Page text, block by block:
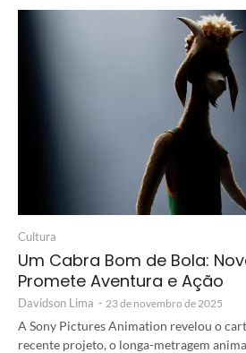
Cultura
Um Cabra Bom de Bola:
Promete Aventura e Ação
Davidson Lima - 23 de novembro de 2025
A Sony Pictures Animation revelou o
recente projeto, o longa-metragem